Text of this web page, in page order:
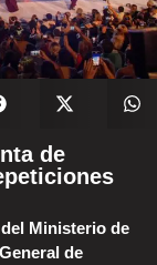
de
Ministerio de
de